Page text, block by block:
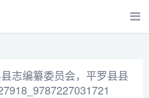
志编纂委员会，平罗县县